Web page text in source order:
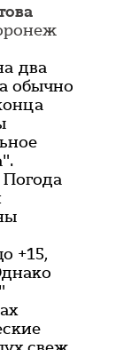
два
обычно
Погода
+15,